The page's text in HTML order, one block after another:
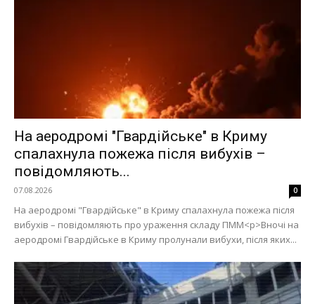
На аеродромі "Гвардійське" в Криму
спалахнула пожежа після вибухів –
повідомляють...
07.08.2026 0
На аеродромі "Гвардійське" в Криму спалахнула пожежа після
вибухів – повідомляють про ураження складу ПММ<p>Вночі на
аеродромі Гвардійське в Криму пролунали вибухи, після яких...